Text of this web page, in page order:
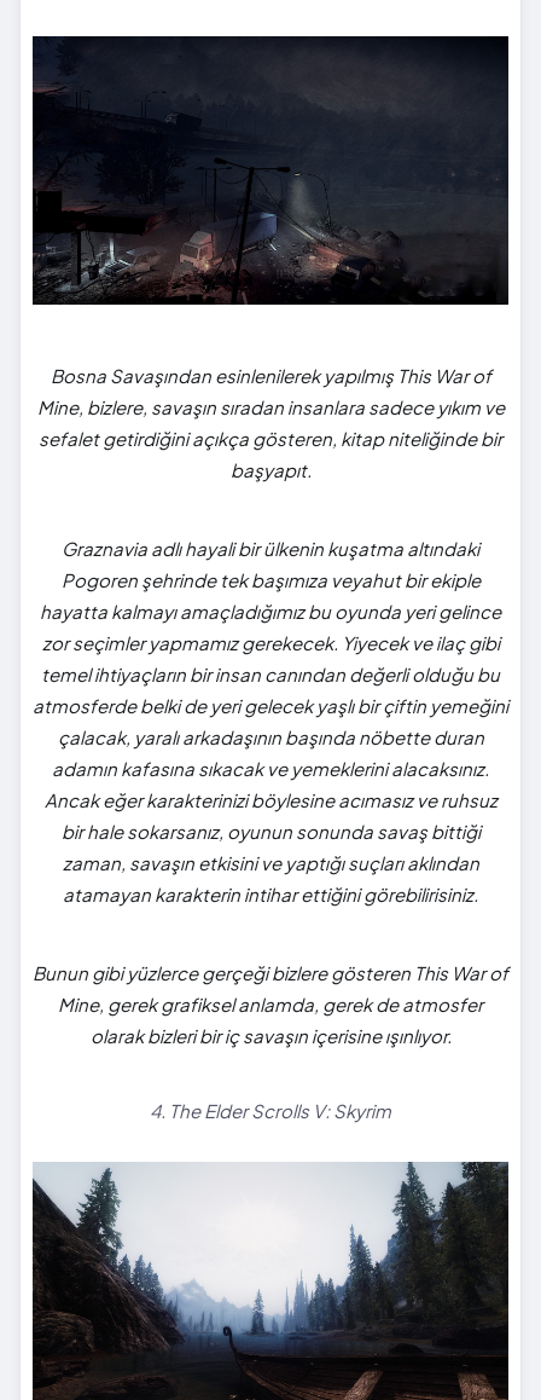
Bosna Savaşından esinlenilerek yapılmış This War of
Mine, bizlere, savaşın sıradan insanlara sadece yıkım ve
sefalet getirdiğini açıkça gösteren, kitap niteliğinde bir
başyapıt.
Graznavia adlı hayali bir ülkenin kuşatma altındaki
Pogoren şehrinde tek başımıza veyahut bir ekiple
hayatta kalmayı amaçladığımız bu oyunda yeri gelince
zor seçimler yapmamız gerekecek. Yiyecek ve ilaç gibi
temel ihtiyaçların bir insan canından değerli olduğu bu
atmosferde belki de yeri gelecek yaşlı bir çiftin yemeğini
çalacak, yaralı arkadaşının başında nöbette duran
adamın kafasına sıkacak ve yemeklerini alacaksınız.
Ancak eğer karakterinizi böylesine acımasız ve ruhsuz
bir hale sokarsanız, oyunun sonunda savaş bittiği
zaman, savaşın etkisini ve yaptığı suçları aklından
atamayan karakterin intihar ettiğini görebilirisiniz.
Bunun gibi yüzlerce gerçeği bizlere gösteren This War of
Mine, gerek grafiksel anlamda, gerek de atmosfer
olarak bizleri bir iç savaşın içerisine ışınlıyor.
4. The Elder Scrolls V: Skyrim